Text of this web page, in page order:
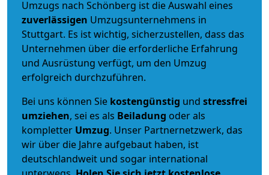
Umzugs nach Schönberg ist die Auswahl eines
zuverlässigen Umzugsunternehmens in
Stuttgart. Es ist wichtig, sicherzustellen, dass das
Unternehmen über die erforderliche Erfahrung
und Ausrüstung verfügt, um den Umzug
erfolgreich durchzuführen.
Bei uns können Sie kostengünstig und stressfrei
umziehen, sei es als Beiladung oder als
kompletter Umzug. Unser Partnernetzwerk, das
wir über die Jahre aufgebaut haben, ist
deutschlandweit und sogar international